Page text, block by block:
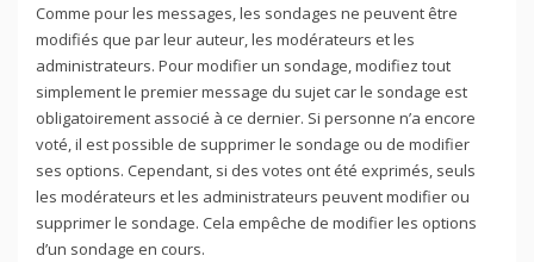
Comme pour les messages, les sondages ne peuvent être
modifiés que par leur auteur, les modérateurs et les
administrateurs. Pour modifier un sondage, modifiez tout
simplement le premier message du sujet car le sondage est
obligatoirement associé à ce dernier. Si personne n’a encore
voté, il est possible de supprimer le sondage ou de modifier
ses options. Cependant, si des votes ont été exprimés, seuls
les modérateurs et les administrateurs peuvent modifier ou
supprimer le sondage. Cela empêche de modifier les options
d’un sondage en cours.